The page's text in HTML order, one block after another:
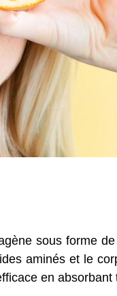
sous forme
aminés et le
en